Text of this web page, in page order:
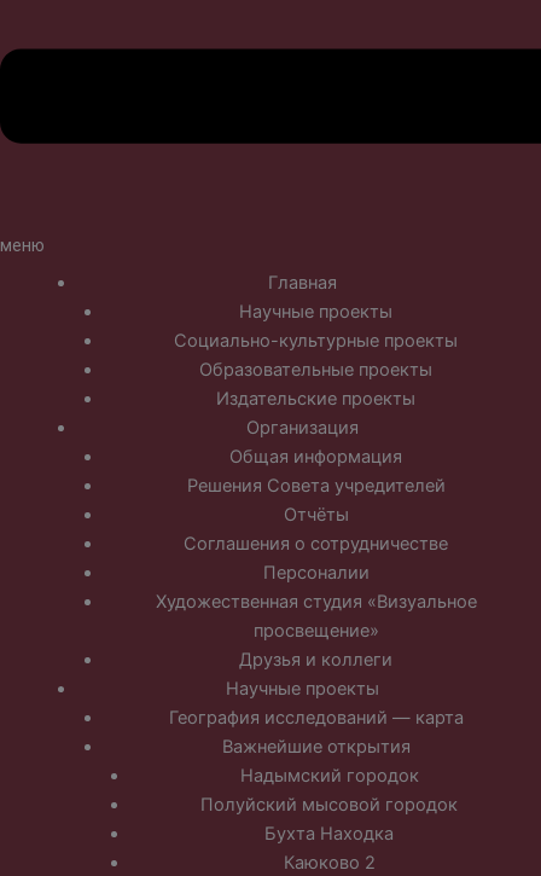
меню
Главная
Научные проекты
Социально-культурные проекты
Образовательные проекты
Издательские проекты
Организация
Общая информация
Решения Совета учредителей
Отчёты
Соглашения о сотрудничестве
Персоналии
Художественная студия «Визуальное
просвещение»
Друзья и коллеги
Научные проекты
География исследований — карта
Важнейшие открытия
Надымский городок
Полуйский мысовой городок
Бухта Находка
Каюково 2